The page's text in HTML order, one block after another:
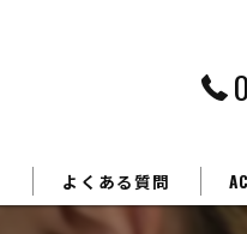
よくある質問